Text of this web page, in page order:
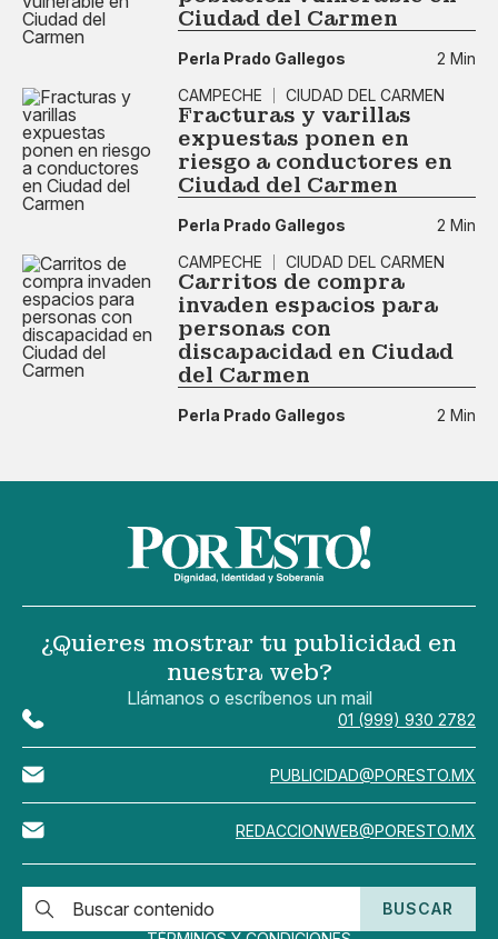
Ciudad del Carmen
Perla Prado Gallegos
2 Min
CAMPECHE
CIUDAD DEL CARMEN
Fracturas y varillas
expuestas ponen en
riesgo a conductores en
Ciudad del Carmen
Perla Prado Gallegos
2 Min
CAMPECHE
CIUDAD DEL CARMEN
Carritos de compra
invaden espacios para
personas con
discapacidad en Ciudad
del Carmen
Perla Prado Gallegos 2 Min
¿Quieres mostrar tu publicidad en
nuestra web?
Llámanos o escríbenos un mail
01 (999) 930 2782
PUBLICIDAD@PORESTO.MX
REDACCIONWEB@PORESTO.MX
BUSCAR